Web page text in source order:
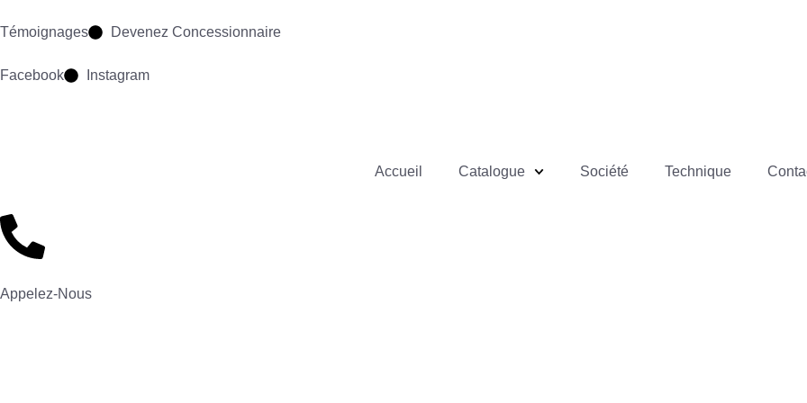
Témoignages Devenez Concessionnaire
Facebook Instagram
Accueil Catalogue Société Technique
Appelez-Nous